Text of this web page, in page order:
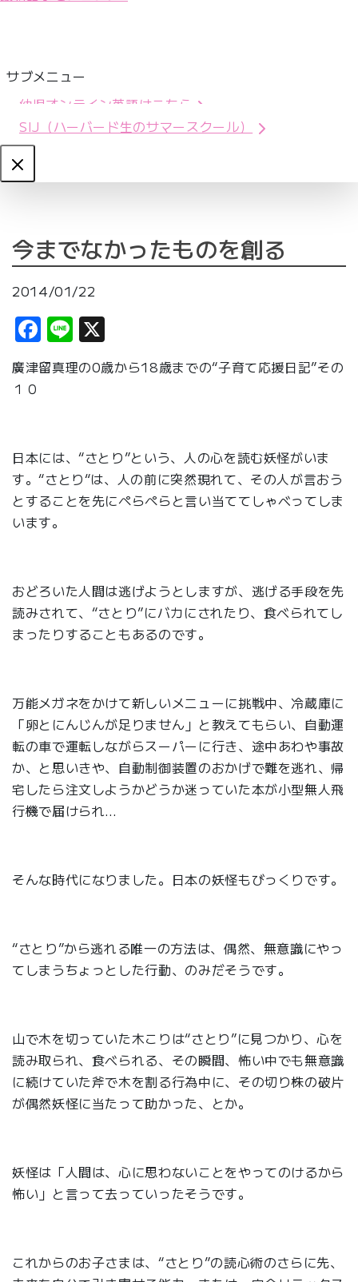
サブメニュー
幼児オンライン英語はこちら
SIJ（ハーバード生のサマースクール）
Close
今までなかったものを創る
2014/01/22
Facebook
Line
廣津留真理の0歳から18歳までの“子育て応援日記”その
１０
日本には、“さとり”という、人の心を読む妖怪がいま
す。“さとり“は、人の前に突然現れて、その人が言おう
とすることを先にぺらぺらと言い当ててしゃべってしま
います。
おどろいた人間は逃げようとしますが、逃げる手段を先
読みされて、“さとり”にバカにされたり、食べられてし
まったりすることもあるのです。
万能メガネをかけて新しいメニューに挑戦中、冷蔵庫に
「卵とにんじんが足りません」と教えてもらい、自動運
転の車で運転しながらスーパーに行き、途中あわや事故
か、と思いきや、自動制御装置のおかげで難を逃れ、帰
宅したら注文しようかどうか迷っていた本が小型無人飛
行機で届けられ…
そんな時代になりました。日本の妖怪もびっくりです。
“さとり”から逃れる唯一の方法は、偶然、無意識にやっ
てしまうちょっとした行動、のみだそうです。
山で木を切っていた木こりは“さとり”に見つかり、心を
読み取られ、食べられる、その瞬間、怖い中でも無意識
に続けていた斧で木を割る行為中に、その切り株の破片
が偶然妖怪に当たって助かった、とか。
妖怪は「人間は、心に思わないことをやってのけるから
怖い」と言って去っていったそうです。
これからのお子さまは、“さとり”の読心術のさらに先、